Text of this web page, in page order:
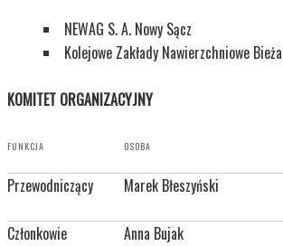
NEWAG S. A. Nowy Sącz
Kolejowe Zakłady Nawierzchniowe
KOMITET ORGANIZACYJNY
FUNKCJA OSOBA
Przewodniczący Marek Błeszyński
Członkowie Anna Bujak